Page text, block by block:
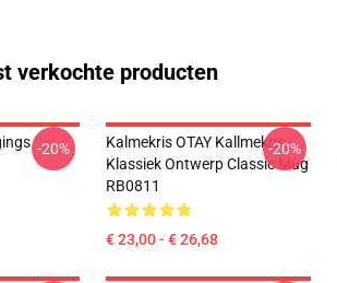
verkochte producten
-20%
Kalmekris OTAY Kallmekris
Klassiek Ontwerp Classic Mug
RB0811
€ 23,00 - € 26,68
-20%